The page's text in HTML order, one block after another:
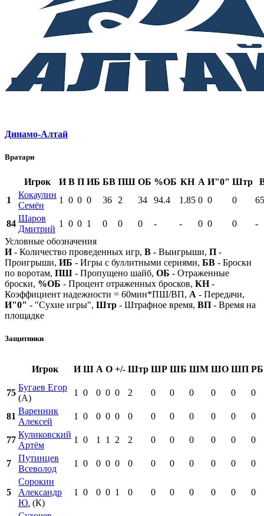
Динамо-Алтай
Вратари
Игрок И В П ИБ БВ ПШ ОБ %ОБ КН А И"0" Штр
1
Кокаулин
Семён
1 0 0 0 36 2 34 94.4 1.85 0 0 0
84
Шаров
Дмитрий
1 0 0 1 0 0 0 - - 0 0 0
-
Условные обозначения
И- Количество проведенных игр, В - Выигрыши, П -
Проигрыши, ИБ - Игры с буллитными сериями, БВ - Броски
по воротам, ПШ - Пропущено шайб, ОБ - Отраженные
броски, %ОБ - Процент отраженных бросков, КН-
Коэффициент надежности = 60мин*ПШ/ВП, А - Передачи,
И"0" - "Сухие игры", Штр - Штрафное время, ВП - Время на
площадке
Защитники
Игрок И Ш А О +/- Штр ШР ШБ ШМ ШО ШП РБ
75
Бугаев Егор
(А)
1 0 0 0 0 2 0 0 0 0 0 0
81
Варенник
Алексей
1 0 0 0 0 0 0 0 0 0 0 0
77
Куликовский
Артём
1 0 1 1 2 2 0 0 0 0 0 0
7
Путинцев
Всеволод
1 0 0 0 0 0 0 0 0 0 0 0
5
Сорокин
Александр
Ю. (К)
1 0 0 0 1 0 0 0 0 0 0 0